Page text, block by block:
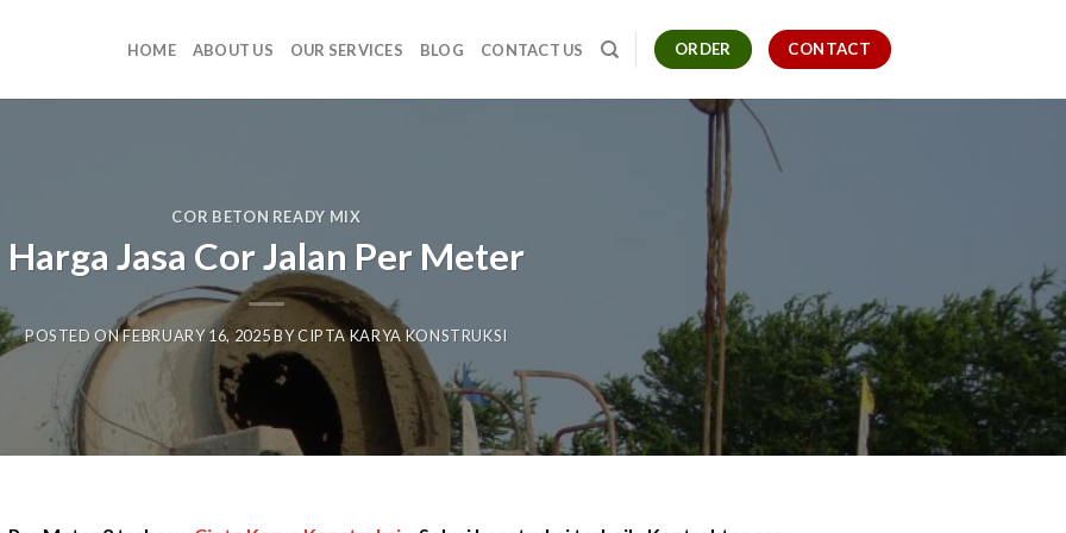
HOME ABOUT US OUR SERVICES BLOG CONTACT US ORDER CONTACT
COR BETON READY MIX
Harga Jasa Cor Jalan Per Meter
POSTED ONFEBRUARY 16, 2025BYCIPTA KARYA KONSTRUKSI